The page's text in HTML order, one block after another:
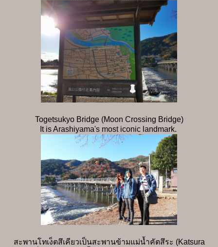
Togetsukyo Bridge (Moon Crossing Bridge)
It is Arashiyama's most iconic landmark.
สะพานโทเง็ตสึเคียวเป็นสะพานข้ามแม่น้ำคัตสึระ (Katsura